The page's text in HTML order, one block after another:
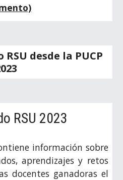
desde la PUCP
RSU 2023
información sobre
aprendizajes y retos
docentes ganadoras el